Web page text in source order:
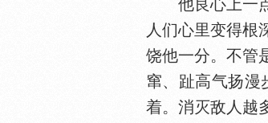
他良心上一点
人们心里变得根
饶他一分。不管
窜、趾高气扬漫
着。消灭敌人越